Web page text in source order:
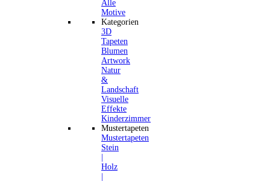
Alle
Motive
Kategorien
3D
Tapeten
Blumen
Artwork
Natur
&
Landschaft
Visuelle
Effekte
Kinderzimmer
Mustertapeten
Mustertapeten
Stein
Holz